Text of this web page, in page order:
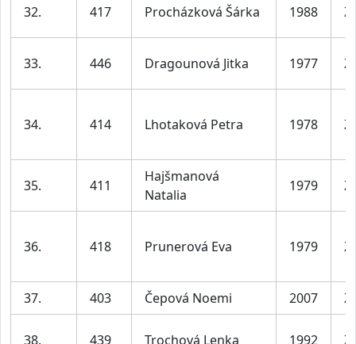
32. 417 Procházková Šárka 1988 Ž
33. 446 Dragounová Jitka 1977 Ž
34. 414 Lhotaková Petra 1978 Ž
35. 411
Hajšmanová
Natalia
1979 Ž
36. 418 Prunerová Eva 1979 Ž
37. 403 Čepová Noemi 2007 Ž
38. 439 Trochová Lenka 1992 Ž